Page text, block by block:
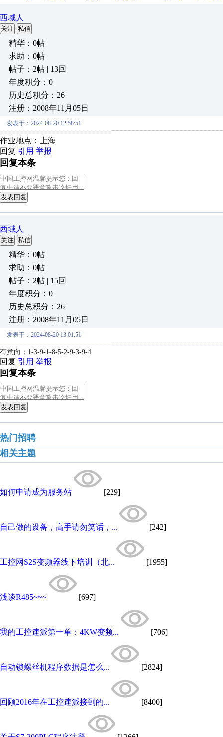
西域人
关注 私信
精华：0帖
求助：0帖
帖子：2帖 | 13回
年度积分：0
历史总积分：26
注册：2008年11月05日
发表于：2024-08-20 12:58:51
作业地点：上海
回复 引用 举报
回复本条
发表回复
西域人
关注 私信
精华：0帖
求助：0帖
帖子：2帖 | 15回
年度积分：0
历史总积分：26
注册：2008年11月05日
发表于：2024-08-20 13:01:51
有意向：1-3-9-1-8-5-2-9-3-9-4
回复 引用 举报
回复本条
发表回复
热门招聘
相关主题
如何申请成为服务站 [229]
自己做的设备，高手请勿笑话，... [242]
工控网S2S变频器线下培训（北... [1955]
浅谈R485~~~ [697]
我的工控速派第一单：4KW变频... [706]
自动锁螺丝机程序数据是怎么... [2824]
回顾2016年在工控速派接到的... [8400]